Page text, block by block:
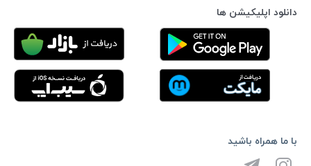
دانلود اپلیکیشن ها
با ما همراه باشید